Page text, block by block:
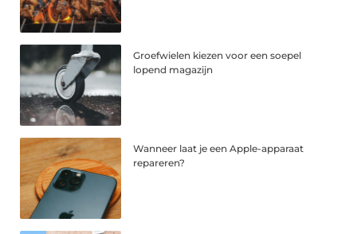
Groefwielen kiezen voor een soepel
lopend magazijn
Wanneer laat je een Apple-apparaat
repareren?